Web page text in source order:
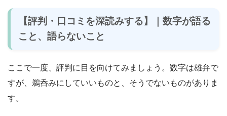
【評判・口コミを深読みする】｜数字が語る
こと、語らないこと
ここで一度、評判に目を向けてみましょう。数字は雄弁で
すが、鵜呑みにしていいものと、そうでないものがありま
す。